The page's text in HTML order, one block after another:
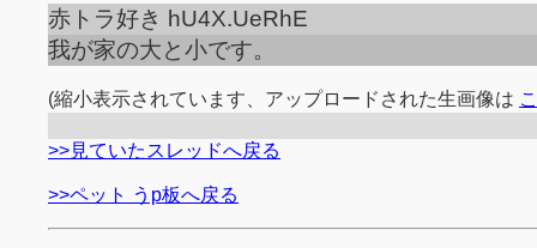
赤トラ好き hU4X.UeRhE
我が家の大と小です。
(縮小表示されています、アップロードされた生画像は
>>見ていたスレッドへ戻る
>>ペット うp板へ戻る